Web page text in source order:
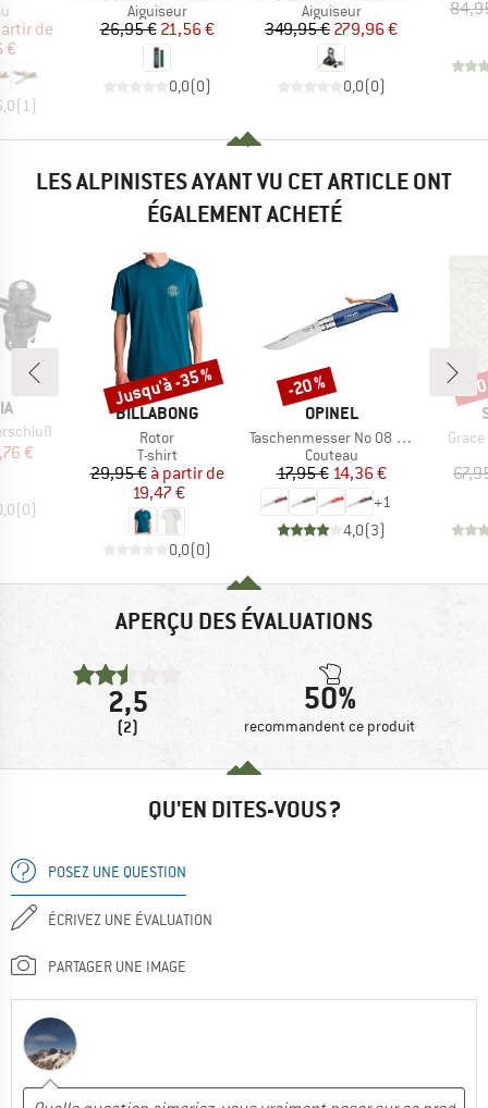
group
réduit
de
€
( 1)
Product group
Aiguiseur
Prix
26,95 €Prix réduit
21,56 €
0,0(0)
Product group
Aiguiseur
Prix
349,95 €Prix réduit
279,96 €
0,0(0)
LES ALPINISTES AYANT VU CET ARTICLE ONT
ÉGALEMENT ACHETÉ
réduit
€
(0)
MARQUE
BILLABONG
Article
Rotor
Product group
T-shirt
Prix
29,95 € Prix réduit
à partir de
19,47 €
0,0(0)
Remise
Jusqu'à -35 %
MARQUE
OPINEL
Article
Taschenmesser No 08 Colorama
Product group
Couteau
Prix
17,95 € Prix réduit
14,36 €
+1
4,0(3)
Remise
-20 %
Article
-
APERÇU DES ÉVALUATIONS
2,5
(2)
50%
recommandent ce produit
QU'EN DITES-VOUS ?
POSEZ UNE QUESTION
ÉCRIVEZ UNE ÉVALUATION
PARTAGER UNE IMAGE